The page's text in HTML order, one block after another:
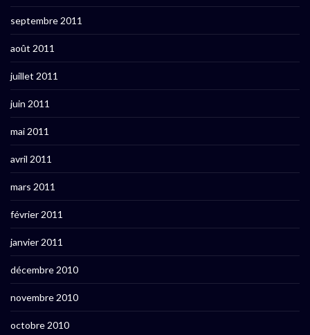
septembre 2011
août 2011
juillet 2011
juin 2011
mai 2011
avril 2011
mars 2011
février 2011
janvier 2011
décembre 2010
novembre 2010
octobre 2010